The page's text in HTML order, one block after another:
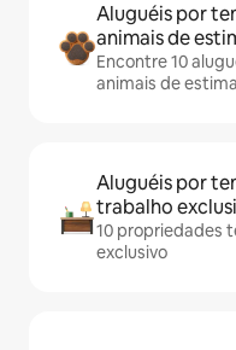
Aluguéis por
animais de
Encontre 10
animais de
Aluguéis por
trabalho
10 propriedades
exclusivo